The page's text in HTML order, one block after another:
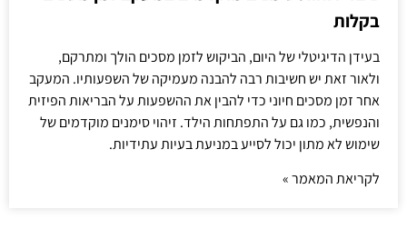
בקלות
בעידן הדיגיטלי של היום, הביקוש לזמן מסכים הולך ומתרקם,
ולאור זאת יש חשיבות רבה להבנה מעמיקה של השפעותיו. המעקב
אחר זמן מסכים חיוני כדי להבין את ההשפעות על הבריאות הפיזית
והנפשית, כמו גם על התפתחות הילד. זיהוי סימנים מוקדמים של
שימוש לא מתון יכול לסייע במניעת בעיות עתידיות.
לקריאת המאמר »